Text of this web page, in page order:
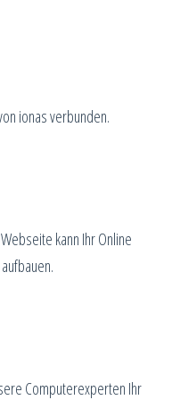
ionas verbunden.
kann Ihr Online
Computerexperten Ihr